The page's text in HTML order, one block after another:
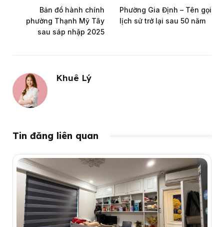
Bản đồ hành chính
phường Thạnh Mỹ Tây
sau sáp nhập 2025
Phường Gia Định – Tên gọi
lịch sử trở lại sau 50 năm
Khuê Lý
Tin đăng liên quan